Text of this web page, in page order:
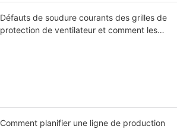
Défauts de soudure courants des grilles de
protection de ventilateur et comment les
Comment planifier une ligne de production